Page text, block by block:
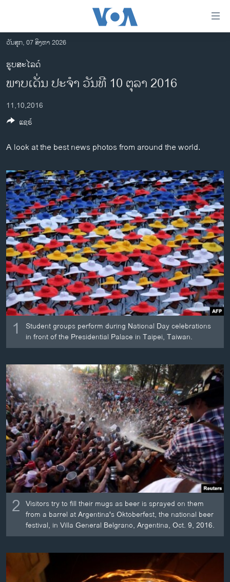
ເຂົ້າ
ຫາ
ຂ້າມ
ຂ້າມ
ໄປ
ຫາ
ຄົ້ນ
ລາວ
ອາເມຣິກາ
ການເລືອກຕັ້ງ ປະທານາທີບໍດີ ສະຫະລັດ 2024
ຂ່າວ​ຈີນ
ໂລກ
ອິດສະຫຼະພາບດ້ານການຂ່າວ
ຊີວິດຊາວລາວ
ຊຸມຊົນຊາວລາວ
ວິທະຍາສາດ-ເທັກໂນໂລຈີ
ທຸລະກິດ
ພາສາອັງກິດ
ວີດີໂອ
ສຽງ
ລາຍການກະຈາຍສຽງ
ລາຍງານ
ຕິດຕາມພວກເຮົາ ທີ່
ພາສາຕ່າງໆ
ວັນສຸກ, 07 ສິງຫາ 2026
ຮູບສະໄລດ໌
ພາບເດັ່ນ ປະຈຳ ວັນທີ 10 ຕຸລາ 2016
11,10,2016
A look at the best news photos from around the world.
1
Student groups perform during National Day celebrations
in front of the Presidential Palace in Taipei, Taiwan.
2 Visitors try to fill their mugs as beer is sprayed on them
from a barrel at Argentina's Oktoberfest, the national beer
festival, in Villa General Belgrano, Argentina, Oct. 9, 2016.
ແຊຣ໌